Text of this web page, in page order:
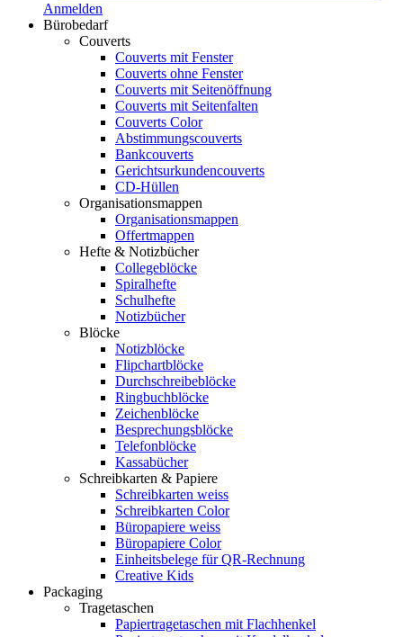
Anmelden
Bürobedarf
Couverts
Couverts mit Fenster
Couverts ohne Fenster
Couverts mit Seitenöffnung
Couverts mit Seitenfalten
Couverts Color
Abstimmungscouverts
Bankcouverts
Gerichtsurkundencouverts
CD-Hüllen
Organisationsmappen
Organisationsmappen
Offertmappen
Hefte & Notizbücher
Collegeblöcke
Spiralhefte
Schulhefte
Notizbücher
Blöcke
Notizblöcke
Flipchartblöcke
Durchschreibeblöcke
Ringbuchblöcke
Zeichenblöcke
Besprechungsblöcke
Telefonblöcke
Kassabücher
Schreibkarten & Papiere
Schreibkarten weiss
Schreibkarten Color
Büropapiere weiss
Büropapiere Color
Einheitsbelege für QR-Rechnung
Creative Kids
Packaging
Tragetaschen
Papiertragetaschen mit Flachhenkel